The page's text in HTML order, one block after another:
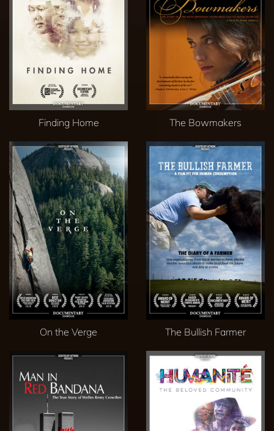
Finding Home The Bowmakers
On the Verge The Bullish Farmer